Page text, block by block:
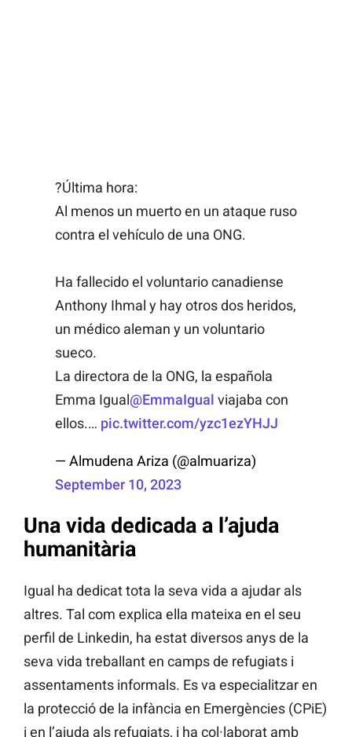
?Última hora:
Al menos un muerto en un ataque ruso
contra el vehículo de una ONG.
Ha fallecido el voluntario canadiense
Anthony Ihmal y hay otros dos heridos,
un médico aleman y un voluntario
sueco.
La directora de la ONG, la española
Emma Igual@EmmaIgual viajaba con
ellos.… pic.twitter.com/yzc1ezYHJJ
— Almudena Ariza (@almuariza)
September 10, 2023
Una vida dedicada a l’ajuda
humanitària
Igual ha dedicat tota la seva vida a ajudar als
altres. Tal com explica ella mateixa en el seu
perfil de Linkedin, ha estat diversos anys de la
seva vida treballant en camps de refugiats i
assentaments informals. Es va especialitzar en
la protecció de la infància en Emergències (CPiE)
i en l’ajuda als refugiats, i ha col·laborat amb